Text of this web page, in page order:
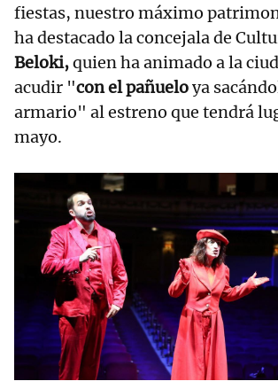
fiestas, nuestro máximo
ha destacado la concejala de
Beloki,quien ha animado a la
acudir "con el pañueloya
armario" al estreno que tendrá
mayo.